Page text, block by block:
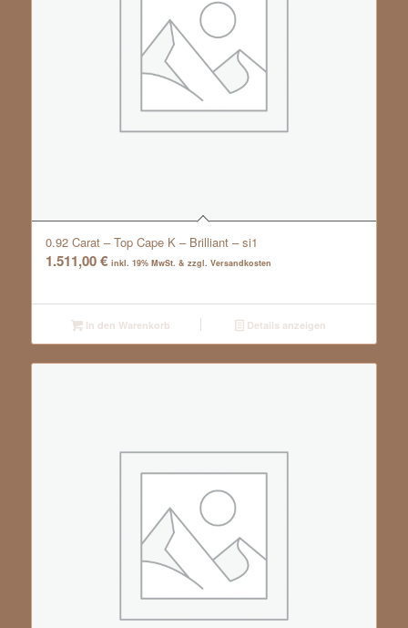
0.92 Carat – Top Cape K – Brilliant – si1
1.511,00€ inkl. 19% MwSt. & zzgl. Versandkosten
In den Warenkorb Details anzeigen